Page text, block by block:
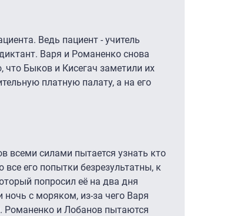
Ведь пациент - учитель
Варя и Романенко снова
что Быков и Кисегач заметили их
платную палату, а на его
всеми силами пытается узнать кто
его попытки безрезультатны, к
попросил её на два дня
с моряком, из-за чего Варя
Романенко и Лобанов пытаются